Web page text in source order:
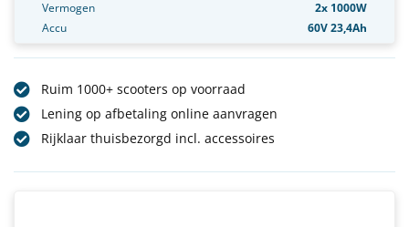
Vermogen
2x 1000W
Accu
60V 23,4Ah
Ruim 1000+ scooters op voorraad
Lening op afbetaling online aanvragen
Rijklaar thuisbezorgd incl. accessoires